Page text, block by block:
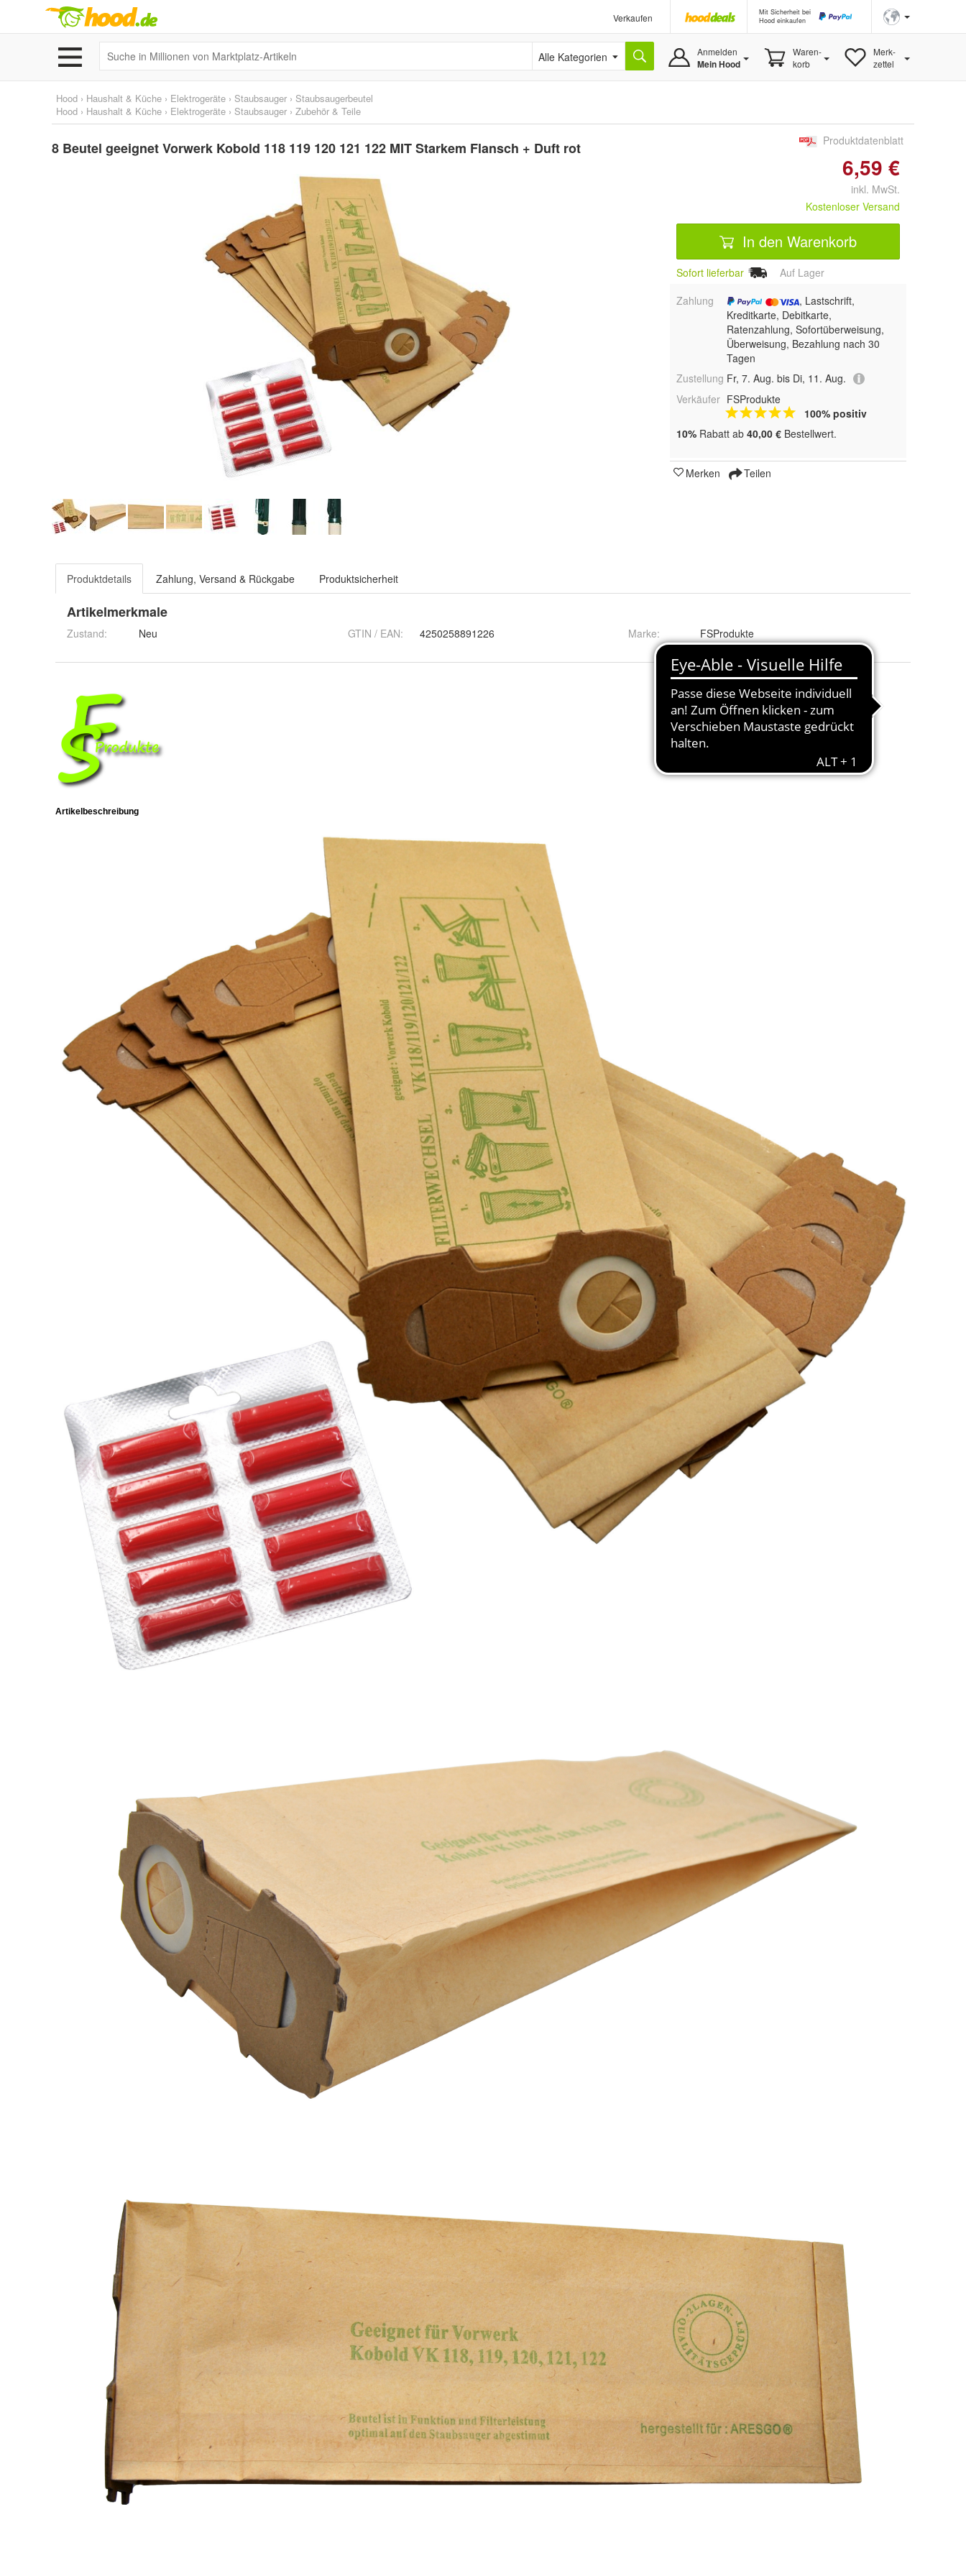
Verkaufen
Mit Sicherheit bei
Hood einkaufen
Alle Kategorien Anmelden
Mein Hood
Waren-
korb
Merk-
zettel
Hood › Haushalt & Küche › Elektrogeräte › Staubsauger › Staubsaugerbeutel
Hood › Haushalt & Küche › Elektrogeräte › Staubsauger › Zubehör & Teile
8 Beutel geeignet Vorwerk Kobold 118 119 120 121 122 MIT Starkem Flansch + Duft rot Produktdatenblatt
6,59 €
inkl. MwSt.
Kostenloser Versand
In den Warenkorb
Sofort lieferbar
Auf Lager
Zahlung
, Lastschrift,
Kreditkarte, Debitkarte,
Ratenzahlung, Sofortüberweisung,
Überweisung, Bezahlung nach 30
Tagen
Zustellung Fr, 7. Aug. bis Di, 11. Aug.
Verkäufer FSProdukte
100% positiv
10% Rabatt ab 40,00 € Bestellwert.
Merken Teilen
Produktdetails Zahlung, Versand & Rückgabe Produktsicherheit
Artikelmerkmale
Zustand: Neu GTIN / EAN: 4250258891226 Marke: FSProdukte